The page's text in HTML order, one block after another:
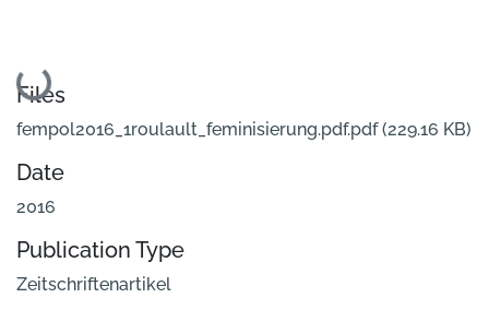
Loading...
Files
fempol2016_1roulault_feminisierung.pdf.pdf(229.16 KB)
Date
2016
Publication Type
Zeitschriftenartikel